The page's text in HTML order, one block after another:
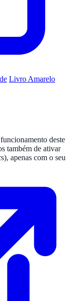
Livro Amarelo
deste
também de ativar
apenas com o seu